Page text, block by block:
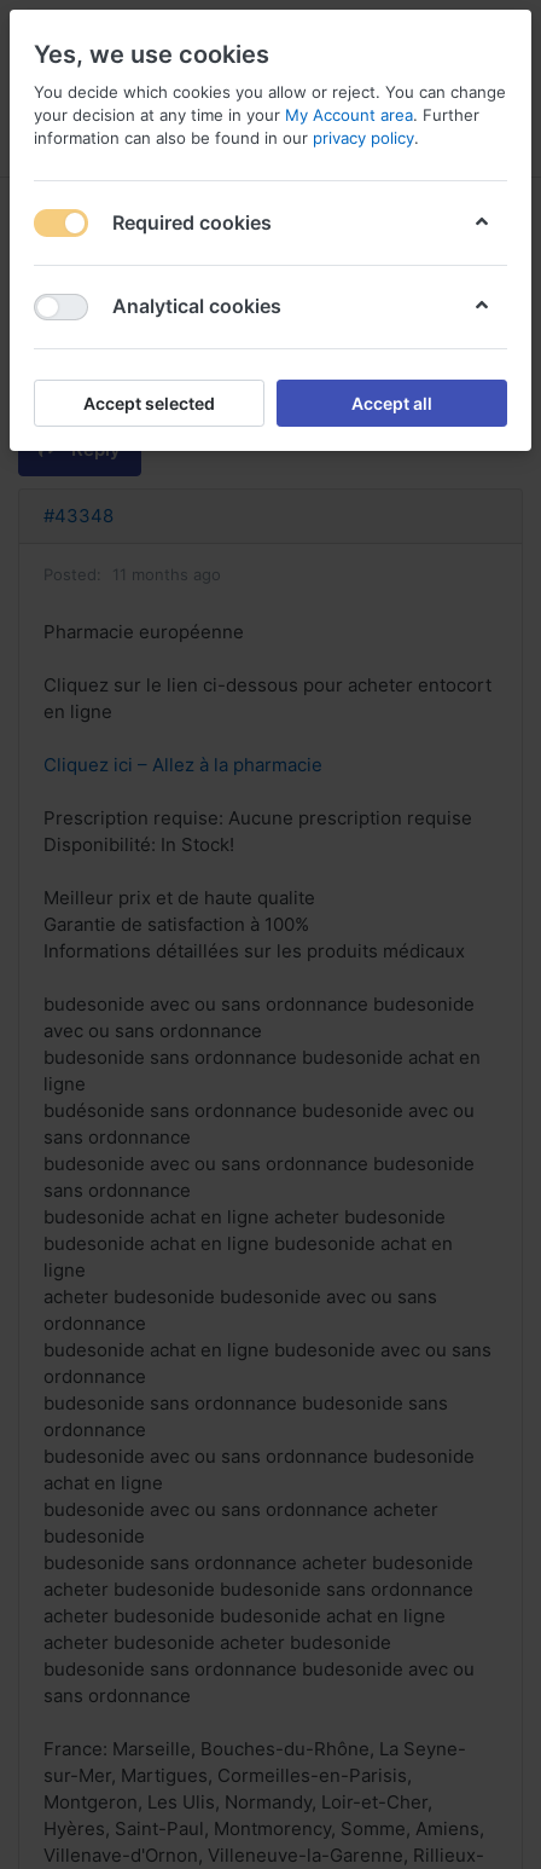
Menu Log in Compare Wishlist
budesonide sans ordonnance
budesonide avec ou sans
ordonnance
Reply
#43348
Posted: 11 months ago
Pharmacie européenne
Cliquez sur le lien ci-dessous pour acheter entocort
en ligne
Cliquez ici – Allez à la pharmacie
Prescription requise: Aucune prescription requise
Disponibilité: In Stock!
Meilleur prix et de haute qualite
Garantie de satisfaction à 100%
Informations détaillées sur les produits médicaux
budesonide avec ou sans ordonnance budesonide
avec ou sans ordonnance
budesonide sans ordonnance budesonide achat en
ligne
budésonide sans ordonnance budesonide avec ou
sans ordonnance
budesonide avec ou sans ordonnance budesonide
sans ordonnance
budesonide achat en ligne acheter budesonide
budesonide achat en ligne budesonide achat en
ligne
acheter budesonide budesonide avec ou sans
ordonnance
budesonide achat en ligne budesonide avec ou sans
ordonnance
budesonide sans ordonnance budesonide sans
ordonnance
budesonide avec ou sans ordonnance budesonide
achat en ligne
budesonide avec ou sans ordonnance acheter
budesonide
budesonide sans ordonnance acheter budesonide
acheter budesonide budesonide sans ordonnance
acheter budesonide budesonide achat en ligne
acheter budesonide acheter budesonide
budesonide sans ordonnance budesonide avec ou
sans ordonnance
France: Marseille, Bouches-du-Rhône, La Seyne-
sur-Mer, Martigues, Cormeilles-en-Parisis,
Montgeron, Les Ulis, Normandy, Loir-et-Cher,
Hyères, Saint-Paul, Montmorency, Somme, Amiens,
Villenave-d'Ornon, Villeneuve-la-Garenne, Rillieux-
Yes, we use cookies
You decide which cookies you allow or reject. You can change
your decision at any time in your My Account area. Further
information can also be found in our privacy policy.
Required cookies
Analytical cookies
Accept selected Accept all